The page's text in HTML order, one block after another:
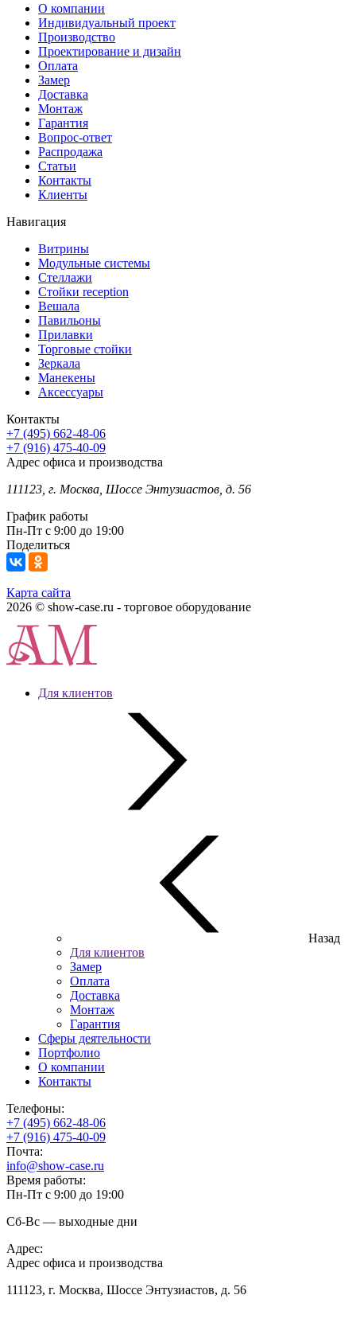
О компании
Индивидуальный проект
Производство
Проектирование и дизайн
Оплата
Замер
Доставка
Монтаж
Гарантия
Вопрос-ответ
Распродажа
Статьи
Контакты
Клиенты
Навигация
Витрины
Модульные системы
Стеллажи
Стойки reception
Вешала
Павильоны
Прилавки
Торговые стойки
Зеркала
Манекены
Аксессуары
Контакты
+7 (495) 662-48-06
+7 (916) 475-40-09
Адрес офиса и производства
111123, г. Москва, Шоссе Энтузиастов, д. 56
График работы
Пн-Пт с 9:00 до 19:00
Поделиться
Карта сайта
2026 © show-case.ru - торговое оборудование
Для клиентов
Назад
Для клиентов
Замер
Оплата
Доставка
Монтаж
Гарантия
Сферы деятельности
Портфолио
О компании
Контакты
Телефоны:
+7 (495) 662-48-06
+7 (916) 475-40-09
Почта:
info@show-case.ru
Время работы:
Пн-Пт с 9:00 до 19:00
Сб-Вс — выходные дни
Адрес:
Адрес офиса и производства
111123, г. Москва, Шоссе Энтузиастов, д. 56